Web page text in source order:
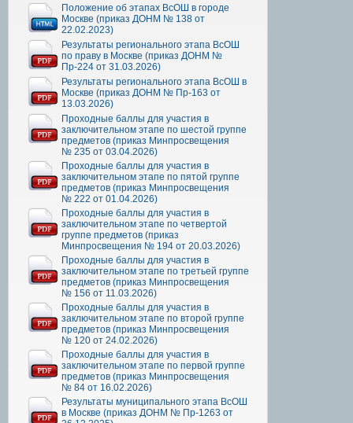
Положение об этапах ВсОШ в городе
Москве (приказ ДОНМ № 138 от
22.02.2023)
Результаты регионального этапа ВсОШ
по праву в Москве (приказ ДОНМ №
Пр-224 от 31.03.2026)
Результаты регионального этапа ВсОШ в
Москве (приказ ДОНМ № Пр-163 от
13.03.2026)
Проходные баллы для участия в
заключительном этапе по шестой группе
предметов (приказ Минпросвещения
№ 235 от 03.04.2026)
Проходные баллы для участия в
заключительном этапе по пятой группе
предметов (приказ Минпросвещения
№ 222 от 01.04.2026)
Проходные баллы для участия в
заключительном этапе по четвертой
группе предметов (приказ
Минпросвещения № 194 от 20.03.2026)
Проходные баллы для участия в
заключительном этапе по третьей группе
предметов (приказ Минпросвещения
№ 156 от 11.03.2026)
Проходные баллы для участия в
заключительном этапе по второй группе
предметов (приказ Минпросвещения
№ 120 от 24.02.2026)
Проходные баллы для участия в
заключительном этапе по первой группе
предметов (приказ Минпросвещения
№ 84 от 16.02.2026)
Результаты муниципального этапа ВсОШ
в Москве (приказ ДОНМ № Пр-1263 от